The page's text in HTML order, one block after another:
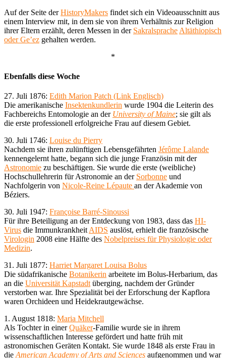
Auf der Seite derHistoryMakers findet sich ein Videoausschnitt aus
einem Interview mit, in dem sie von ihrem Verhältnis zur Religion
ihrer Eltern erzählt, deren Messen in der Sakralsprache Altäthiopisch
oder Ge’ez gehalten werden.
*
Ebenfalls diese Woche
27. Juli 1876: Edith Marion Patch (Link Englisch)
Die amerikanische Insektenkundlerin wurde 1904 die Leiterin des
Fachbereichs Entomologie an der University of Maine; sie gilt als
die erste professionell erfolgreiche Frau auf diesem Gebiet.
30. Juli 1746: Louise du Pierry
Nachdem sie ihren zulünftigen Lebensgefährten Jérôme Lalande
kennengelernt hatte, begann sich die junge Französin mit der
Astronomie zu beschäftigen. Sie wurde die erste (weibliche)
Hochschullehrerin für Astronomie an der Sorbonne und
Nachfolgerin von Nicole-Reine Lépaute an der Akademie von
Béziers.
30. Juli 1947: Françoise Barré-Sinoussi
Für ihre Beteiligung an der Entdeckung von 1983, dass das HI-
Virus die Immunkrankheit AIDS auslöst, erhielt die französische
Virologin 2008 eine Hälfte des Nobelpreises für Physiologie oder
Medizin.
31. Juli 1877: Harriet Margaret Louisa Bolus
Die südafrikanische Botanikerin arbeitete im Bolus-Herbarium, das
an die Universität Kapstadt überging, nachdem der Gründer
verstorben war. Ihre Spezialität bei der Erforschung der Kapflora
waren Orchideen und Heidekrautgewächse.
1. August 1818: Maria Mitchell
Als Tochter in einerQuäker-Familie wurde sie in ihrem
wissenschaftlichen Interesse gefördert und hatte früh mit
astronomischen Geräten Kontakt. Sie wurde 1848 als erste Frau in
die American Academy of Arts and Sciences aufgenommen und war